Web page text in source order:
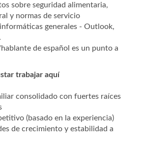
sobre seguridad alimentaria,
y normas de servicio
generales - Outlook,
de español es un punto a
trabajar aquí
consolidado con fuertes raíces
(basado en la experiencia)
de crecimiento y estabilidad a